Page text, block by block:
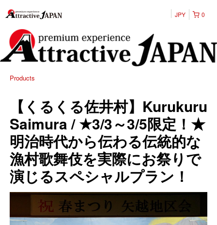
0
JPY
Products
【くるくる佐井村】Kurukuru
Saimura / ★3/3～3/5限定！★
明治時代から伝わる伝統的な
漁村歌舞伎を実際にお祭りで
演じるスペシャルプラン！